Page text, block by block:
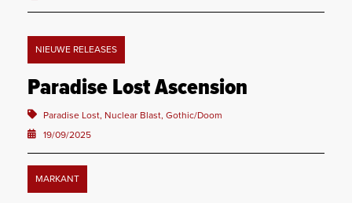
NIEUWE RELEASES
Paradise Lost Ascension
Paradise Lost, Nuclear Blast, Gothic/Doom
19/09/2025
MARKANT